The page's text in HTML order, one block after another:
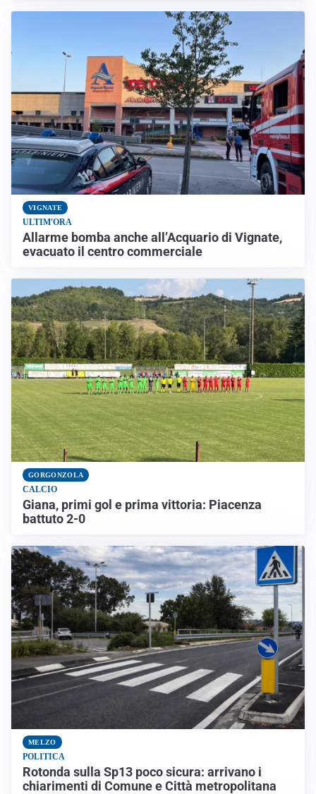
VIGNATE
ULTIM'ORA
Allarme bomba anche all’Acquario di Vignate,
evacuato il centro commerciale
GORGONZOLA
CALCIO
Giana, primi gol e prima vittoria: Piacenza
battuto 2-0
MELZO
POLITICA
Rotonda sulla Sp13 poco sicura: arrivano i
chiarimenti di Comune e Città metropolitana